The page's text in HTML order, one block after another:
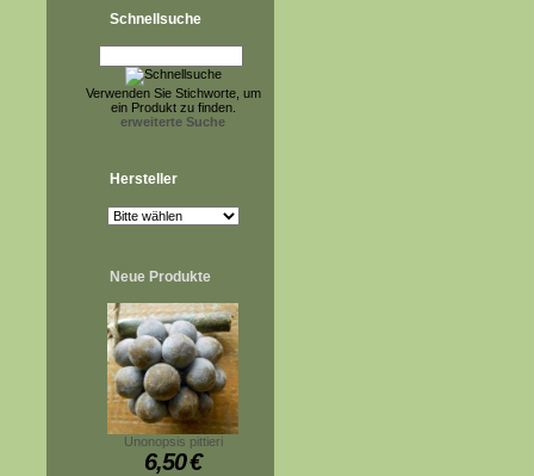
Schnellsuche
Verwenden Sie Stichworte, um
ein Produkt zu finden.
erweiterte Suche
Hersteller
Neue Produkte
Unonopsis pittieri
6,50€